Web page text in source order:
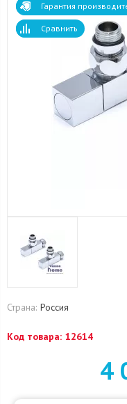
Гарантия
Сравнить
Страна: Россия
Код товара: 12614
4